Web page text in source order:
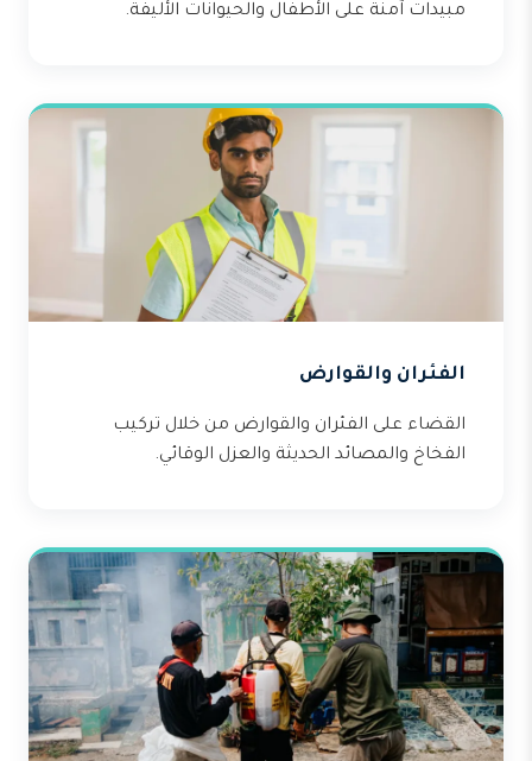
مبيدات آمنة على الأطفال والحيوانات الأليفة.
الفئران والقوارض
القضاء على الفئران والقوارض من خلال تركيب
الفخاخ والمصائد الحديثة والعزل الوقائي.